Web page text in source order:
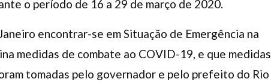
o período de 16 a 29 de março de 2020.
encontrar-se em Situação de Emergência na
medidas de combate ao COVID-19, e que medidas
tomadas pelo governador e pelo prefeito do Rio